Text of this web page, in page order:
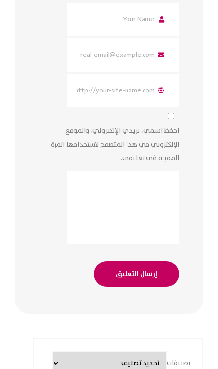
احفظ اسمي، بريدي الإلكتروني، والموقع
الإلكتروني في هذا المتصفح لاستخدامها المرة
المقبلة في تعليقي.
تصنيفات